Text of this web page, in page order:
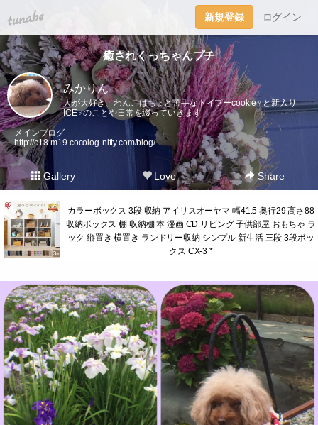
tuna.be 新規登録 ログイン
癒されくっちゃんプチ
みかりん
人が大好き、わんこはちょと苦手なトイプーcookie♀︎と新入り
ICE♂︎のことや日常を綴っていきます
メインブログ
http://c18-m19.cocolog-nifty.com/blog/
Gallery Love Share
カラーボックス 3段 収納 アイリスオーヤマ 幅41.5 奥行29 高さ88
収納ボックス 棚 収納棚 本 漫画 CD リビング 子供部屋 おもちゃ ラ
ック 縦置き 横置き ランドリー収納 シンプル 新生活 三段 3段ボッ
クス CX-3 *